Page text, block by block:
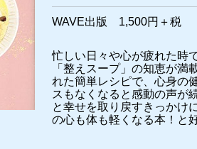
WAVE出版 1,500円＋税
忙しい日々や心が疲れた時
「整えスープ」の知恵が満
れた簡単レシピで、心身の
スもなくなると感動の声が
と幸せを取り戻すきっかけ
の心も体も軽くなる本！と